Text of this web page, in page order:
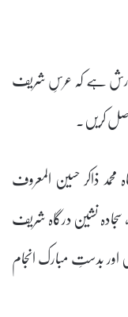
گزارش ہے کہ عرسِ شریف
کریں۔
ذاکر حسین المعروف
نشین درگاہ شریف
اور بدستِ مبارک انجام